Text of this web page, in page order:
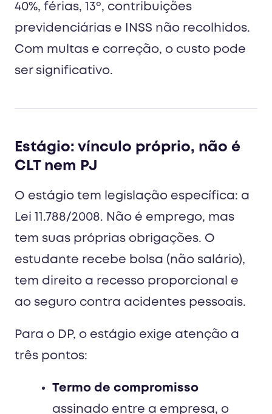
40%, férias, 13º, contribuições
previdenciárias e INSS não recolhidos.
Com multas e correção, o custo pode
ser significativo.
Estágio: vínculo próprio, não é
CLT nem PJ
O estágio tem legislação específica: a
Lei 11.788/2008. Não é emprego, mas
tem suas próprias obrigações. O
estudante recebe bolsa (não salário),
tem direito a recesso proporcional e
ao seguro contra acidentes pessoais.
Para o DP, o estágio exige atenção a
três pontos:
Termo de compromisso
assinado entre a empresa, o